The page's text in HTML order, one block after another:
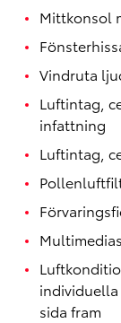
Mittkonsol
Vindruta
Luftintag,
infattning
Luftintag,
sida fram